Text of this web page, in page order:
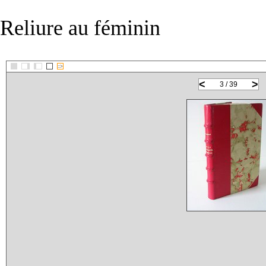
Reliure au féminin
::>
< >
3 / 39